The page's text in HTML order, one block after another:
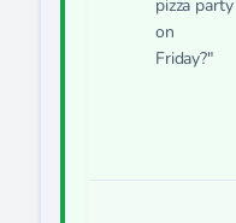
pizza party
on
Friday?"